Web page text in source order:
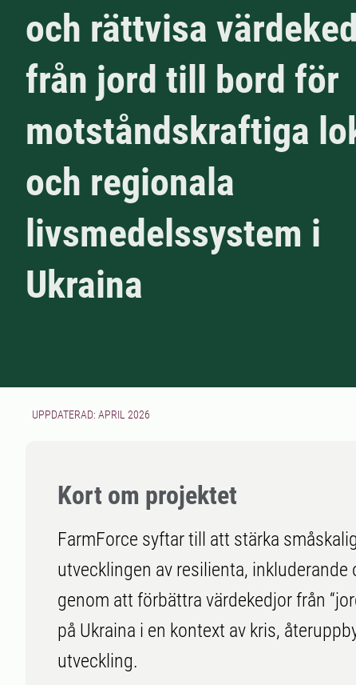
och rättvisa
från jord till bord för
motståndskraftiga
och regionala
livsmedelssystem i
Ukraina
UPPDATERAD: APRIL 2026
Kort om projektet
FarmForce syftar till att stärka
utvecklingen av resilienta,
genom att förbättra värdekedjor från
på Ukraina i en kontext av kris,
utveckling.